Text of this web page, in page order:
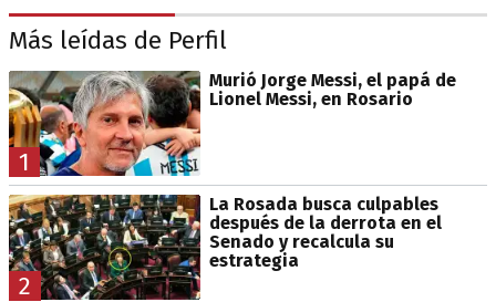
Más leídas de Perfil
1
Murió Jorge Messi, el papá de
Lionel Messi, en Rosario
2
La Rosada busca culpables
después de la derrota en el
Senado y recalcula su
estrategia